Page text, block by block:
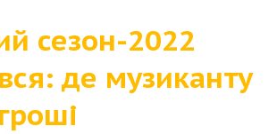
сезон-2022
де музиканту